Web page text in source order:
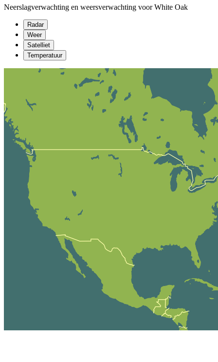
Neerslagverwachting en weersverwachting voor White Oak
Radar
Weer
Satelliet
Temperatuur